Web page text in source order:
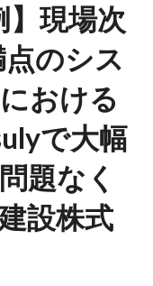
】現場次
のシス
おける
で大幅
題なく
設株式